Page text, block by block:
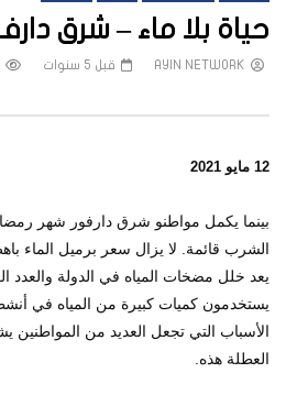
تشظى النظام المصرفي في حرب
حياة بلا ماء – شرق
AYIN NETWORK قبل 5 سنوات
12 مايو 2021
بينما يكمل مواطنو شرق دارفور شهر
الشرب قائمة. لا يزال سعر برميل الماء
يعد خلل مضخات المياه في الدولة والعدد
يستخدمون كميات كبيرة من المياه في
الأسباب التي تجعل العديد من
العطلة هذه.